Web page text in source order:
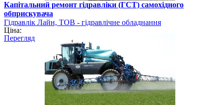
Капітальний ремонт гідравліки (ГСТ) самохідного
обприскувача
Гідравлік Лайн, ТОВ - гідравлічне обладнання
Ціна:
Перегляд